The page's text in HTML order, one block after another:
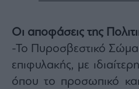
Οι αποφάσεις της
-Το Πυροσβεστικό Σώμα
επιφυλακής, με
όπου το προσωπικό